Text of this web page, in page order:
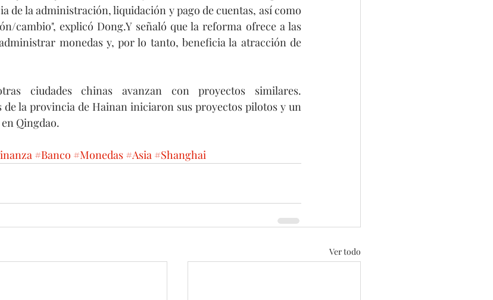
de la administración, liquidación y pago de cuentas, así como
cambio", explicó Dong.Y señaló que la reforma ofrece a las
monedas y, por lo tanto, beneficia la atracción de
ciudades chinas avanzan con proyectos similares.
de la provincia de Hainan iniciaron sus proyectos pilotos y un
Qingdao.
#Banco #Monedas #Asia #Shanghai
Ver todo